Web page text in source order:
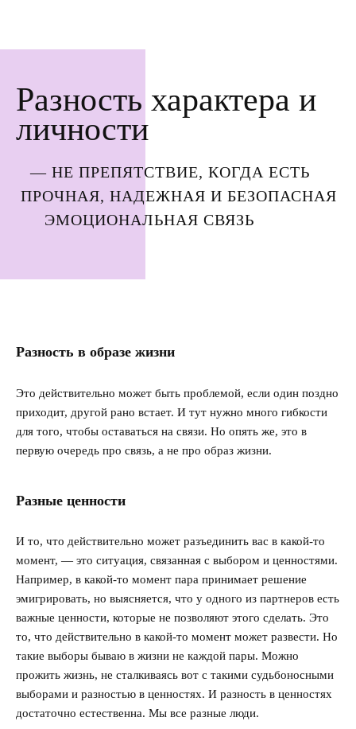
Разность характера и
личности
— НЕ ПРЕПЯТСТВИЕ, КОГДА ЕСТЬ
ПРОЧНАЯ, НАДЕЖНАЯ И БЕЗОПАСНАЯ
ЭМОЦИОНАЛЬНАЯ СВЯЗЬ
Разность в образе жизни
Это действительно может быть проблемой, если один поздно
приходит, другой рано встает. И тут нужно много гибкости
для того, чтобы оставаться на связи. Но опять же, это в
первую очередь про связь, а не про образ жизни.
Разные ценности
И то, что действительно может разъединить вас в какой-то
момент, — это ситуация, связанная с выбором и ценностями.
Например, в какой-то момент пара принимает решение
эмигрировать, но выясняется, что у одного из партнеров есть
важные ценности, которые не позволяют этого сделать. Это
то, что действительно в какой-то момент может развести. Но
такие выборы бываю в жизни не каждой пары. Можно
прожить жизнь, не сталкиваясь вот с такими судьбоносными
выборами и разностью в ценностях. И разность в ценностях
достаточно естественна. Мы все разные люди.